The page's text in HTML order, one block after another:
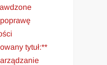
tytuł:**